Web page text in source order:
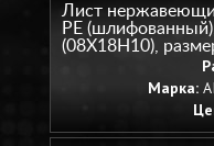
Лист
PE
(08Х18Н10),
Марка: